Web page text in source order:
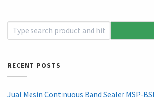
RECENT POSTS
Jual Mesin Continuous Band Sealer MSP-